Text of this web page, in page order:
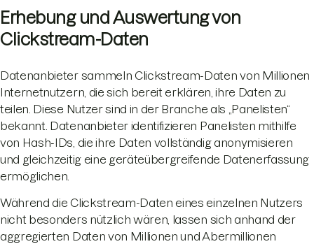
Erhebung und Auswertung von
Clickstream-Daten
Datenanbieter sammeln Clickstream-Daten von Millionen
Internetnutzern, die sich bereit erklären, ihre Daten zu
teilen. Diese Nutzer sind in der Branche als „Panelisten“
bekannt. Datenanbieter identifizieren Panelisten mithilfe
von Hash-IDs, die ihre Daten vollständig anonymisieren
und gleichzeitig eine geräteübergreifende Datenerfassung
ermöglichen.
Während die Clickstream-Daten eines einzelnen Nutzers
nicht besonders nützlich wären, lassen sich anhand der
aggregierten Daten von Millionen und Abermillionen